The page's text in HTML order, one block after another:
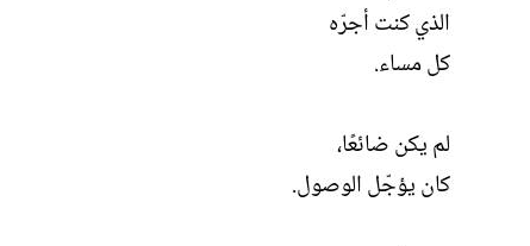
الذي كنت أجرّه
كل مساء.
لم يكن ضائعًا،
كان يؤجّل الوصول.